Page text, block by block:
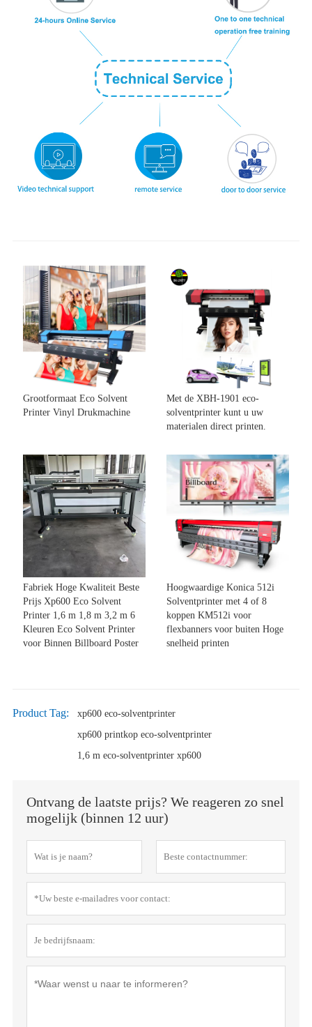
Grootformaat Eco Solvent
Printer Vinyl Drukmachine
Met de XBH-1901 eco-
solventprinter kunt u uw
materialen direct printen.
Fabriek Hoge Kwaliteit Beste
Prijs Xp600 Eco Solvent
Printer 1,6 m 1,8 m 3,2 m 6
Kleuren Eco Solvent Printer
voor Binnen Billboard Poster
Hoogwaardige Konica 512i
Solventprinter met 4 of 8
koppen KM512i voor
flexbanners voor buiten Hoge
snelheid printen
Product Tag:
xp600 eco-solventprinter
xp600 printkop eco-solventprinter
1,6 m eco-solventprinter xp600
Ontvang de laatste prijs? We reageren zo snel
mogelijk (binnen 12 uur)